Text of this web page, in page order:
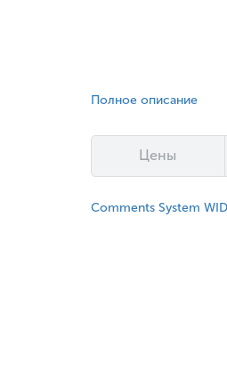
Полное описание
Цены
Comments System